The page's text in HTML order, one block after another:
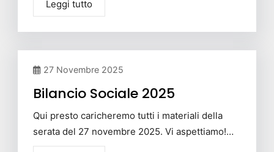
Leggi tutto
27 Novembre 2025
Bilancio Sociale 2025
Qui presto caricheremo tutti i materiali della
serata del 27 novembre 2025. Vi aspettiamo!…